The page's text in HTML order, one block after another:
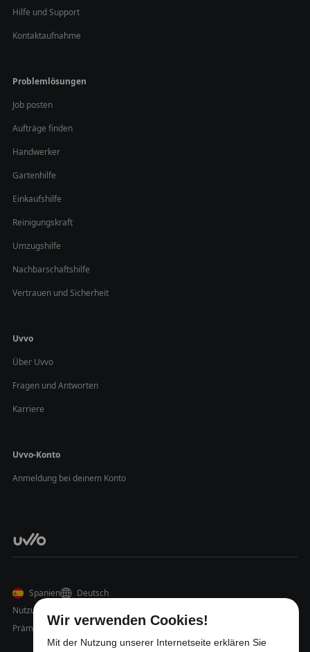
Wir verwenden Cookies!
Mit der Nutzung unserer Internetseite erklären Sie
Hilfe und Support
Kontaktaufnahme
Problemlösungen
Job posten
Aufträge finden
Handwerker
Gartenhilfe
Einkaufshilfe
Reinigungskraft
Umzugshilfe
Nachbarschaftshilfe
Vertrauen und Sicherheit
Uvvo
Über Uvvo
Fragen und Antworten
Karriere
Uvvo-Konto
Anmeldung bei deinem Konto
Spanien
Deutsch
Nutzungsbedingungen
Prämienregelung